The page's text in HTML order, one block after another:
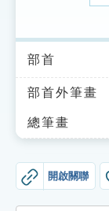
索引選單
知識索引
單字索引
遊戲專區
部首
部首外筆畫
總筆畫
開啟關聯